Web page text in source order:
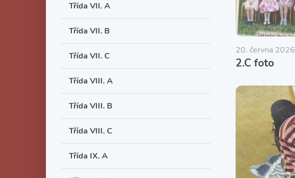
20. června 2026
2.C foto
Třída VII. A
Třída VII. B
Třída VII. C
Třída VIII. A
Třída VIII. B
Třída VIII. C
Třída IX. A